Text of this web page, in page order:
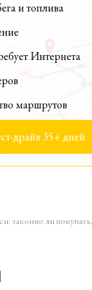
и топлива
Интернета
маршрутов
драйв 35+ дней
законно ли